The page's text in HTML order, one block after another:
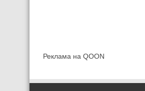
Реклама на QOON